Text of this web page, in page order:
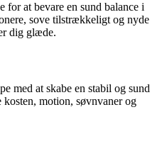
for at bevare en sund balance i
sove tilstrækkeligt og nyde
dig glæde.
med at skabe en stabil og sund
motion, søvnvaner og